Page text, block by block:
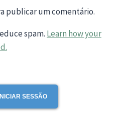
publicar um comentário.
spam. Learn how your
SESSÃO